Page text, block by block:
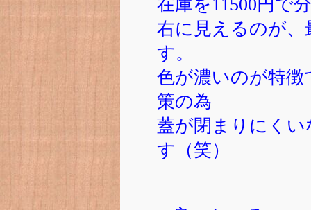
在庫を11500円で
右に見えるのが
す。
色が濃いのが特
策の為
蓋が閉まりにく
す（笑）